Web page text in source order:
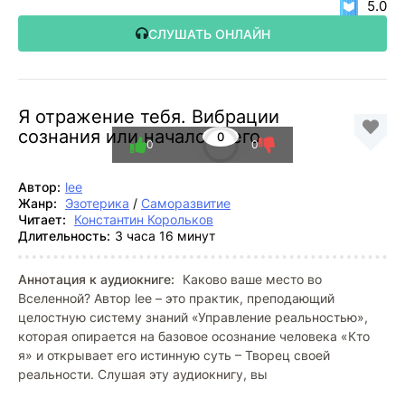
СЛУШАТЬ ОНЛАЙН
5.0
Я отражение тебя. Вибрации
сознания или начало всего
0
0 0
Автор: lee
Жанр:
Эзотерика / Саморазвитие
Читает:
Константин Корольков
Длительность: 3 часа 16 минут
Аннотация к аудиокниге:
Каково ваше место во
Вселенной? Автор lee – это практик, преподающий
целостную систему знаний «Управление реальностью»,
которая опирается на базовое осознание человека «Кто
я» и открывает его истинную суть – Творец своей
реальности. Слушая эту аудиокнигу, вы